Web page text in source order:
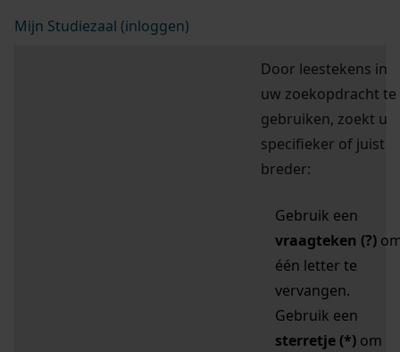
Mijn Studiezaal (inloggen)
Door leestekens in
uw zoekopdracht te
gebruiken, zoekt u
specifieker of juist
breder:
Gebruik een
vraagteken (?)
één letter te
vervangen.
Gebruik een
sterretje (*) om